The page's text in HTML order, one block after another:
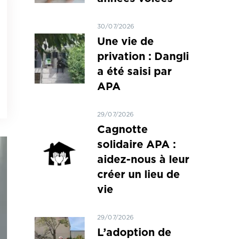
30/07/2026
Une vie de
privation : Dangli
a été saisi par
APA
29/07/2026
Cagnotte
solidaire APA :
aidez-nous à leur
créer un lieu de
vie
29/07/2026
L’adoption de